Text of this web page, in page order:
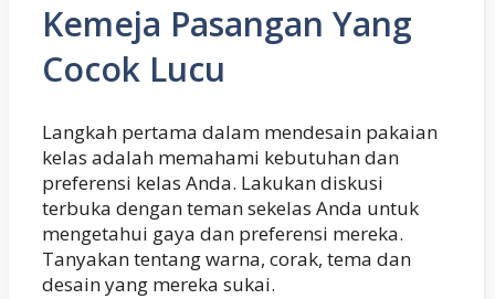
Kemeja Pasangan Yang
Cocok Lucu
Langkah pertama dalam mendesain pakaian
kelas adalah memahami kebutuhan dan
preferensi kelas Anda. Lakukan diskusi
terbuka dengan teman sekelas Anda untuk
mengetahui gaya dan preferensi mereka.
Tanyakan tentang warna, corak, tema dan
desain yang mereka sukai.